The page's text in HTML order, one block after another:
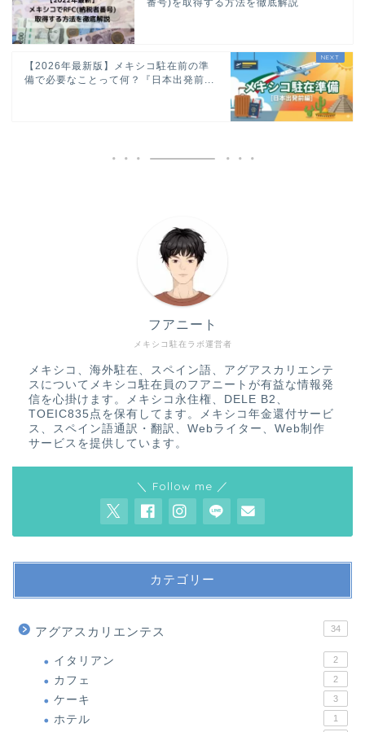
番号)を取得する方法を徹底解説
【2026年最新版】メキシコ駐在前の準
備で必要なことって何？『日本出発前...
メキシコ駐在ラボ運営者
フアニート
メキシコ、海外駐在、スペイン語、アグアスカリエンテ
スについてメキシコ駐在員のフアニートが有益な情報発
信を心掛けます。メキシコ永住権、DELE B2、
TOEIC835点を保有してます。メキシコ年金還付サービ
ス、スペイン語通訳・翻訳、Webライター、Web制作
サービスを提供しています。
＼ Follow me ／
カテゴリー
アグアスカリエンテス 34
イタリアン 2
カフェ 2
ケーキ 3
ホテル 1